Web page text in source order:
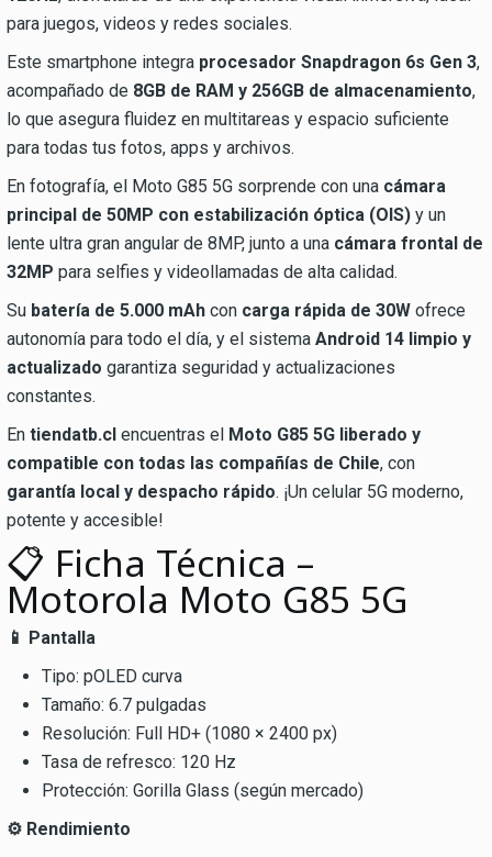
para juegos, videos y redes sociales.
Este smartphone integra procesador Snapdragon 6s Gen 3,
acompañado de 8GB de RAM y 256GB de almacenamiento,
lo que asegura fluidez en multitareas y espacio suficiente
para todas tus fotos, apps y archivos.
En fotografía, el Moto G85 5G sorprende con una cámara
principal de 50MP con estabilización óptica (OIS) y un
lente ultra gran angular de 8MP, junto a una cámara frontal de
32MP para selfies y videollamadas de alta calidad.
Su batería de 5.000 mAh con carga rápida de 30W ofrece
autonomía para todo el día, y el sistema Android 14 limpio y
actualizado garantiza seguridad y actualizaciones
constantes.
En tiendatb.cl encuentras el Moto G85 5G liberado y
compatible con todas las compañías de Chile, con
garantía local y despacho rápido. ¡Un celular 5G moderno,
potente y accesible!
📋 Ficha Técnica –
Motorola Moto G85 5G
📱 Pantalla
Tipo: pOLED curva
Tamaño: 6.7 pulgadas
Resolución: Full HD+ (1080 × 2400 px)
Tasa de refresco: 120 Hz
Protección: Gorilla Glass (según mercado)
⚙️ Rendimiento